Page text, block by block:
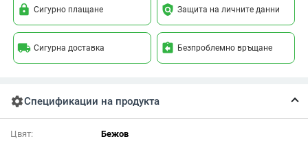
lock Сигурно плащане policy Защита на личните данни
local_shipping Сигурна доставка assignment_return Безпроблемно връщане
settingsСпецификации на продукта
Цвят:
Бежов